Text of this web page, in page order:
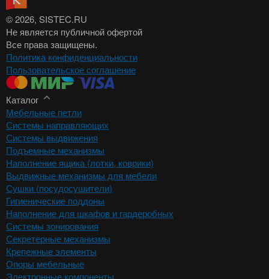
© 2026, SISTEC.RU
Не является публичной офертой
Все права защищены.
Политика конфиденциальности
Пользовательское соглашение
Каталог
Мебельные петли
Системы направляющих
Системы выдвижения
Подъемные механизмы
Наполнение ящика (лотки, коврики)
Выдвижные механизмы для мебели
Сушки (посудосушители)
Гигиенические поддоны
Наполнение для шкафов и гардеробных
Системы зонирования
Секретерные механизмы
Крепежные элементы
Опоры мебельные
Электронные компоненты